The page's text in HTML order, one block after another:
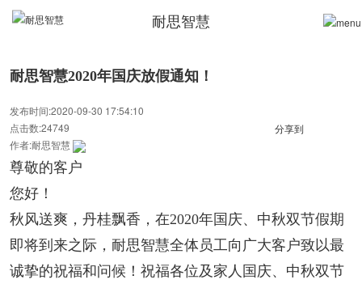
耐思智慧
耐思智慧2020年国庆放假通知！
发布时间:2020-09-30 17:54:10
点击数:24749
作者:耐思智慧
分享到
尊敬的客户
您好！
秋风送爽，丹桂飘香，在2020年国庆、中秋双节假期
即将到来之际，耐思智慧全体员工向广大客户致以最
诚挚的祝福和问候！祝福各位及家人国庆、中秋双节